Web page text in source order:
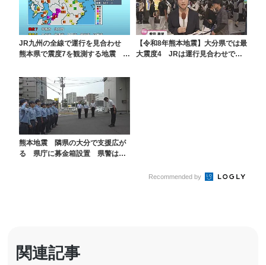
JR九州の全線で運行を見合わせ
熊本県で震度7を観測する地震 大
【令和8年熊本地震】大分県では最
大震度4 JRは運行見合わせで夕
熊本地震 隣県の大分で支援広が
る 県庁に募金箱設置 県警は被
Recommended by
関連記事